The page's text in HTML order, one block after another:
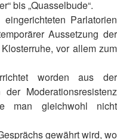
bis „Quasselbude“.
Parlatorien
Aussetzung der
vor allem zum
worden aus der
Moderationsresistenz
man gleichwohl nicht
gewährt wird, wo